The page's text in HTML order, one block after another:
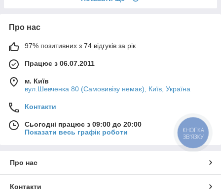
Про нас
97% позитивних з 74 відгуків за рік
Працює з 06.07.2011
м. Київ
вул.Шевченка 80 (Самовивізу немає), Київ, Україна
Контакти
Сьогодні працює з 09:00 до 20:00
Показати весь графік роботи
Про нас
Контакти
КНОПКА
ЗВ'ЯЗКУ